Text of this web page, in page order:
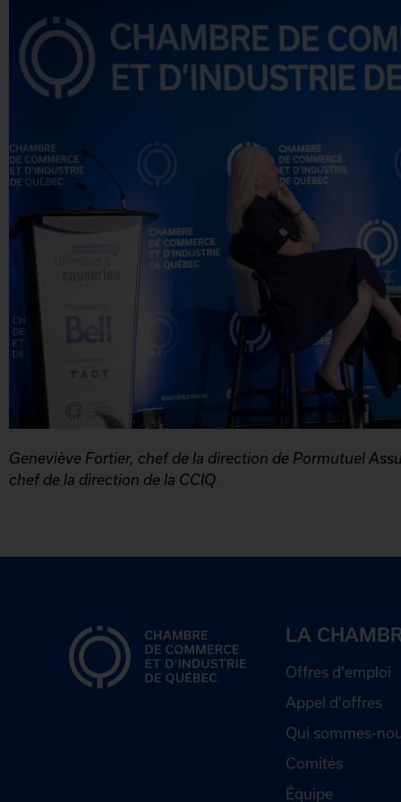
Geneviève Fortier, chef de la direction de Pormutuel
chef de la direction de la CCIQ
LA
Offres d'emploi
Appel d'offres
Qui sommes-
Comités
Équipe